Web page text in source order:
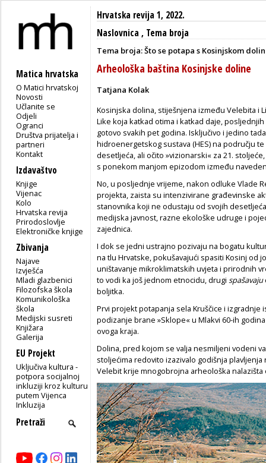
Matica hrvatska
O Matici hrvatskoj
Novosti
Učlanite se
Odjeli
Ogranci
Društva prijatelja i
partneri
Kontakt
Izdavaštvo
Knjige
Vijenac
Kolo
Hrvatska revija
Prirodoslovlje
Elektroničke knjige
Zbivanja
Najave
Izvješća
Mladi glazbenici
Filozofska škola
Komunikološka
škola
Medijski susreti
Knjižara
Galerija
EU Projekt
Uključiva kultura -
potpora socijalnoj
inkluziji kroz kulturu
putem Vijenca
Inkluzija
Hrvatska revija 1, 2022.
Naslovnica , Tema broja
Tema broja: Što se potapa s Kosinjskom
Arheološka baština Kosinjske doline
Tatjana Kolak
Kosinjska dolina, stiješnjena između Velebita i
Like koja katkad otima i katkad daje,
gotovo svakih pet godina. Isključivo i jedino
hidroenergetskog sustava (HES) na području
desetljeća, ali očito »vizionarski« za 21.
s ponekom manjom epizodom između
No, u posljednje vrijeme, nakon odluke Vlade
projekta, zaista su intenzivirane građevinske
stanovnika koji ne odustaju od svojih
medijska javnost, razne ekološke udruge i
zajednica.
I dok se jedni ustrajno pozivaju na bogatu
na tlu Hrvatske, pokušavajući spasiti Kosinj od
uništavanje mikroklimatskih uvjeta i prirodnih
to vodi ka još jednom etnocidu, drugi spašavaju
boljitka.
Prvi projekt potapanja sela Kruščice i
podizanje brane »Sklope« u Mlakvi 60-ih
ovoga kraja.
Dolina, pred kojom se valja nesmiljeni vodeni
stoljećima redovito izazivalo godišnja
Velebit krije mnogobrojna arheološka